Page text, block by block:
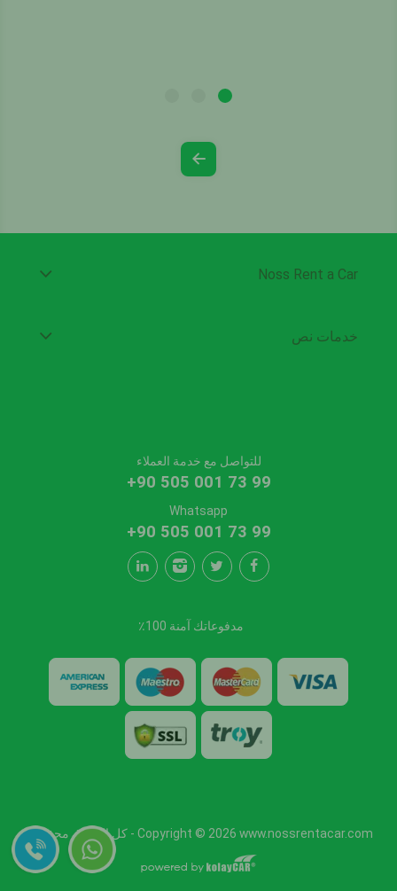
Noss Rent a Car
خدمات نص
للتواصل مع خدمة العملاء
+90 505 001 73 99
Whatsapp
+90 505 001 73 99
مدفوعاتك آمنة 100٪
Copyright © 2026 www.nossrentacar.com - كل الحقوق محفوظة